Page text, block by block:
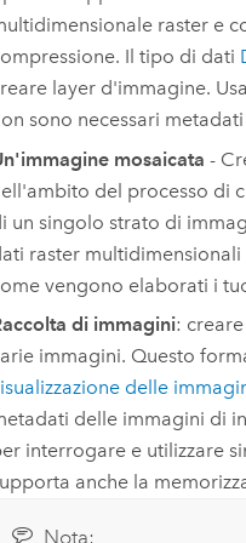
raster e
Il tipo di dati
layer d'immagine.
sono necessari
mosaicata -
del processo di
un singolo strato di
raster multidimensionali
vengono elaborati i
di immagini:
immagini. Questo
delle
delle immagini di
interrogare e utilizzare
anche la
Nota: